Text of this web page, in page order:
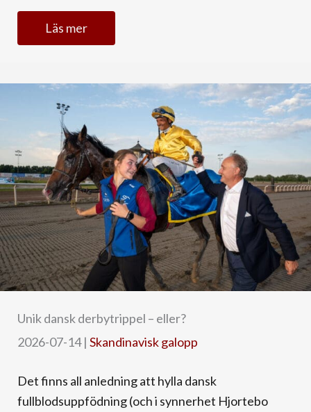
Läs mer
Unik dansk derbytrippel – eller?
2026-07-14| Skandinavisk galopp
Det finns all anledning att hylla dansk
fullblodsuppfödning (och i synnerhet Hjortebo